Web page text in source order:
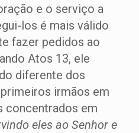
e o serviço a
los é mais válido
fazer pedidos ao
Atos 13, ele
diferente dos
irmãos em
concentrados em
eles ao Senhor e